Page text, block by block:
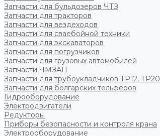
Запчасти для бульдозеров ЧТЗ
Запчасти для тракторов
Запчасти для вездеходов
Запчасти для сваебойной техники
Запчасти для экскаваторов
Запчасти для погрузчиков
Запчасти для грузовых автомобилей
Запчасти ЧМЗАП
Запчасти для трубоукладчиков ТР12, ТР20
Запчасти для болгарских тельферов
Гидрооборудование
Электродвигатели
Редукторы
Приборы безопасности и контроля крана
Электрооборудование